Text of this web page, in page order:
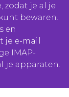
zodat je al je
bewaren.
en
je e-mail
IMAP-
je apparaten.